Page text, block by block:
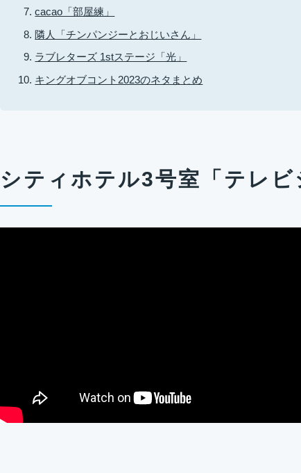
cacao「部屋練」
隣人「チンパンジーとおじいさん」
ラブレターズ 1stステージ「光」
キングオブコント2023のネタまとめ
シティホテル3号室「テレビ